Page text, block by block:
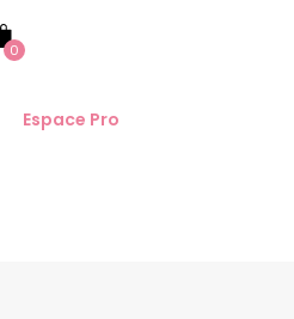
0
Espace Pro